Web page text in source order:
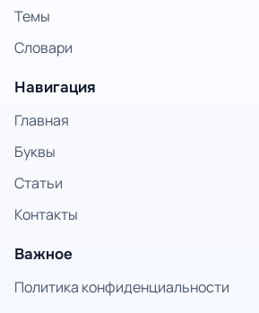
Темы
Словари
Навигация
Главная
Буквы
Статьи
Контакты
Важное
Политика конфиденциальности